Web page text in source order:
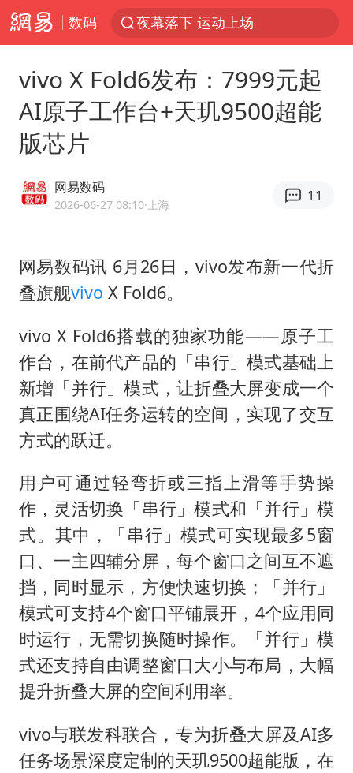
数码
夜幕落下 运动上场
Meta被判支付5.67亿美元
OpenAI为免费用户升级GPT-5.6 Luna
实探山东最热的“中国蔬菜之乡”
台风白海豚最新路径研判来了
船舶避风项目停工 多地全力防台风
粉笔发布“自曝式”公开信
现代版摸金校尉落网查获400多枚古币
服务实体经济 财政金融打出组合拳
男子结婚8年发现3个女儿均非亲生
奋进开新局 实干挑大梁
vivo X Fold6发布：7999元起
AI原子工作台+天玑9500超能
版芯片
网易数码
2026-06-27 08:10·上海
11
网易数码讯 6月26日，vivo发布新一代折
叠旗舰vivo X Fold6。
vivo X Fold6搭载的独家功能——原子工
作台，在前代产品的「串行」模式基础上
新增「并行」模式，让折叠大屏变成一个
真正围绕AI任务运转的空间，实现了交互
方式的跃迁。
用户可通过轻弯折或三指上滑等手势操
作，灵活切换「串行」模式和「并行」模
式。其中，「串行」模式可实现最多5窗
口、一主四辅分屏，每个窗口之间互不遮
挡，同时显示，方便快速切换；「并行」
模式可支持4个窗口平铺展开，4个应用同
时运行，无需切换随时操作。「并行」模
式还支持自由调整窗口大小与布局，大幅
提升折叠大屏的空间利用率。
vivo与联发科联合，专为折叠大屏及AI多
任务场景深度定制的天玑9500超能版，在